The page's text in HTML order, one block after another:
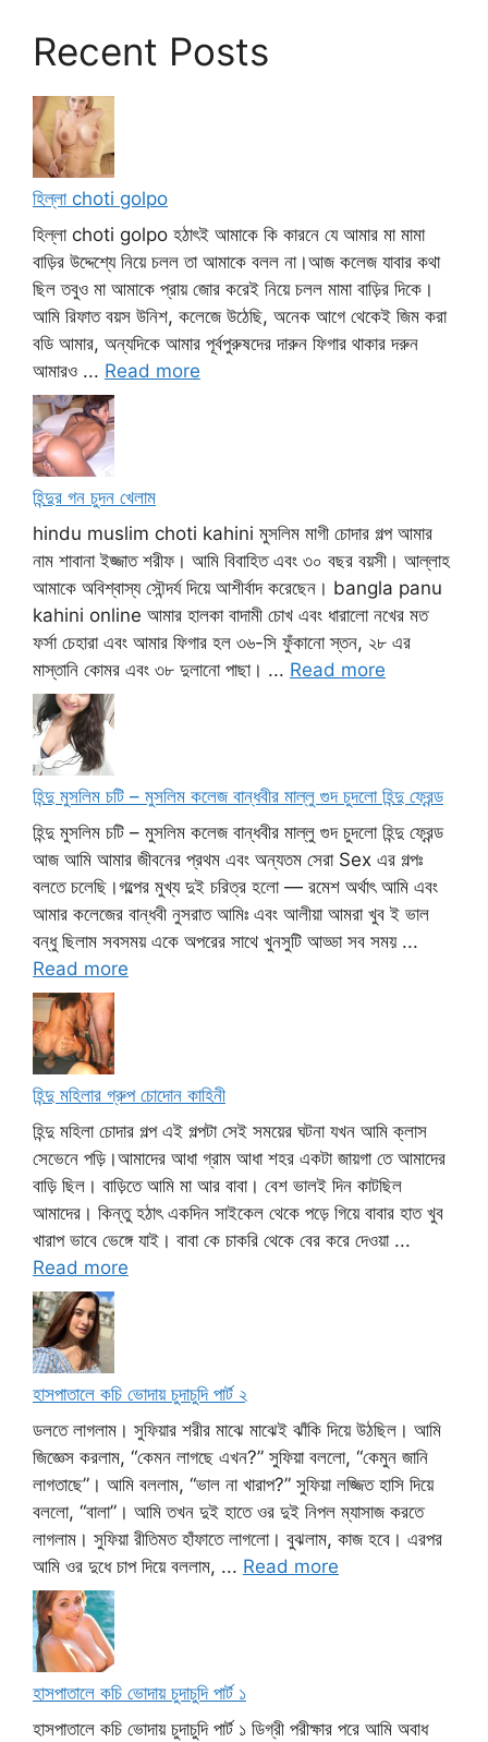
Recent Posts
হিল্লা choti golpo
হিল্লা choti golpo হঠাৎই আমাকে কি কারনে যে আমার মা মামা
বাড়ির উদ্দেশ্যে নিয়ে চলল তা আমাকে বলল না।আজ কলেজ যাবার কথা
ছিল তবুও মা আমাকে প্রায় জোর করেই নিয়ে চলল মামা বাড়ির দিকে।
আমি রিফাত বয়স উনিশ, কলেজে উঠেছি, অনেক আগে থেকেই জিম করা
বডি আমার, অন্যদিকে আমার পূর্বপুরুষদের দারুন ফিগার থাকার দরুন
আমারও ... Read more
হিন্দুর গন চুদন খেলাম
hindu muslim choti kahini মুসলিম মাগী চোদার গল্প আমার
নাম শাবানা ইজ্জাত শরীফ। আমি বিবাহিত এবং ৩০ বছর বয়সী। আল্লাহ
আমাকে অবিশ্বাস্য সৌন্দর্য দিয়ে আশীর্বাদ করেছেন। bangla panu
kahini online আমার হালকা বাদামী চোখ এবং ধারালো নখের মত
ফর্সা চেহারা এবং আমার ফিগার হল ৩৬-সি ফুঁকানো স্তন, ২৮ এর
মাস্তানি কোমর এবং ৩৮ দুলানো পাছা। ... Read more
হিন্দু মুসলিম চটি – মুসলিম কলেজ বান্ধবীর মাল্লু গুদ চুদলো হিন্দু ফ্রেন্ড
হিন্দু মুসলিম চটি – মুসলিম কলেজ বান্ধবীর মাল্লু গুদ চুদলো হিন্দু ফ্রেন্ড
আজ আমি আমার জীবনের প্রথম এবং অন্যতম সেরা Sex এর গল্পঃ
বলতে চলেছি।গল্পের মুখ্য দুই চরিত্র হলো — রমেশ অর্থাৎ আমি এবং
আমার কলেজের বান্ধবী নুসরাত আমিঃ এবং আলীয়া আমরা খুব ই ভাল
বন্ধু ছিলাম সবসময় একে অপরের সাথে খুনসুটি আড্ডা সব সময় ...
Read more
হিন্দু মহিলার গ্রুপ চোদোন কাহিনী
হিন্দু মহিলা চোদার গল্প এই গল্পটা সেই সময়ের ঘটনা যখন আমি ক্লাস
সেভেনে পড়ি।আমাদের আধা গ্রাম আধা শহর একটা জায়গা তে আমাদের
বাড়ি ছিল। বাড়িতে আমি মা আর বাবা। বেশ ভালই দিন কাটছিল
আমাদের। কিন্তু হঠাৎ একদিন সাইকেল থেকে পড়ে গিয়ে বাবার হাত খুব
খারাপ ভাবে ভেঙ্গে যাই। বাবা কে চাকরি থেকে বের করে দেওয়া ...
Read more
হাসপাতালে কচি ভোদায় চুদাচুদি পার্ট ২
ডলতে লাগলাম। সুফিয়ার শরীর মাঝে মাঝেই ঝাঁকি দিয়ে উঠছিল। আমি
জিজ্ঞেস করলাম, “কেমন লাগছে এখন?” সুফিয়া বললো, “কেমুন জানি
লাগতাছে”। আমি বললাম, “ভাল না খারাপ?” সুফিয়া লজ্জিত হাসি দিয়ে
বললো, “বালা”। আমি তখন দুই হাতে ওর দুই নিপল ম্যাসাজ করতে
লাগলাম। সুফিয়া রীতিমত হাঁফাতে লাগলো। বুঝলাম, কাজ হবে। এরপর
আমি ওর দুধে চাপ দিয়ে বললাম, ... Read more
হাসপাতালে কচি ভোদায় চুদাচুদি পার্ট ১
হাসপাতালে কচি ভোদায় চুদাচুদি পার্ট ১ ডিগ্রী পরীক্ষার পরে আমি অবাধ